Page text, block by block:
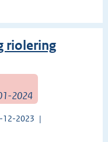
riolering
2024
12-2023